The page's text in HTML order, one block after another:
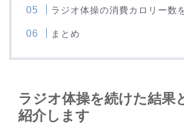
ラジオ体操の消費カロリー数
まとめ
ラジオ体操を続けた結果
紹介します